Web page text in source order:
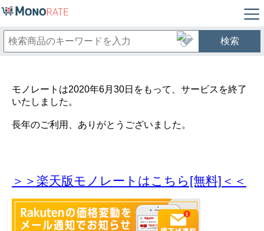
検索
モノレートは2020年6月30日をもって、サービスを終了
いたしました。
長年のご利用、ありがとうございました。
＞＞楽天版モノレートはこちら[無料]＜＜